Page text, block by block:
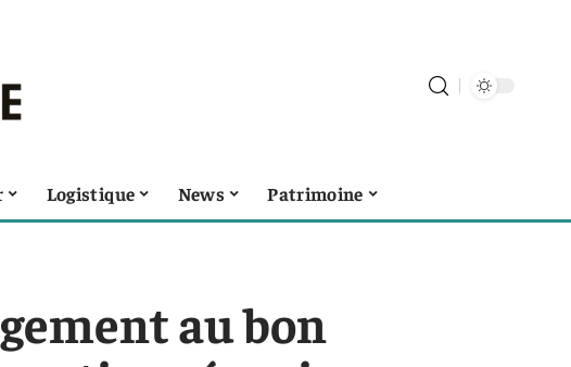
Logistique News Patrimoine
au bon